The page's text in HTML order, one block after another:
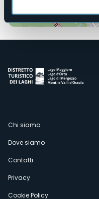
Menù
secondario
Chi siamo
Dove siamo
Contatti
Privacy
Cookie Policy